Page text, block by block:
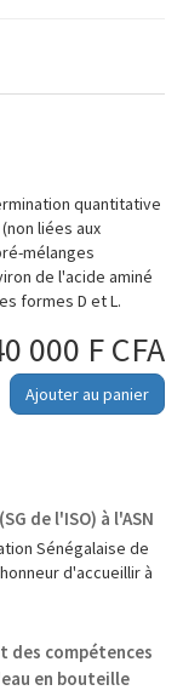
quantitative
liées aux
mélanges
de l'acide aminé
formes D et L.
000 F CFA
Ajouter au panier
de l'ISO) à l'ASN
Sénégalaise de
d'accueillir à
des compétences
en bouteille